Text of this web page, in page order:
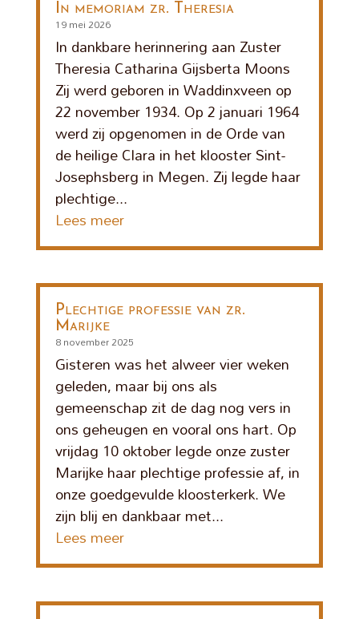
In memoriam zr. Theresia
19 mei 2026
In dankbare herinnering aan Zuster
Theresia Catharina Gijsberta Moons
Zij werd geboren in Waddinxveen op
22 november 1934. Op 2 januari 1964
werd zij opgenomen in de Orde van
de heilige Clara in het klooster Sint-
Josephsberg in Megen. Zij legde haar
plechtige...
Lees meer
Plechtige professie van zr.
Marijke
8 november 2025
Gisteren was het alweer vier weken
geleden, maar bij ons als
gemeenschap zit de dag nog vers in
ons geheugen en vooral ons hart. Op
vrijdag 10 oktober legde onze zuster
Marijke haar plechtige professie af, in
onze goedgevulde kloosterkerk. We
zijn blij en dankbaar met...
Lees meer